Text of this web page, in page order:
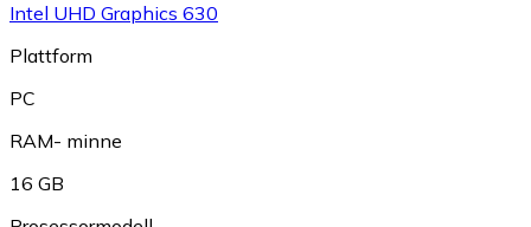
Intel UHD Graphics 630
Plattform
PC
RAM- minne
16 GB